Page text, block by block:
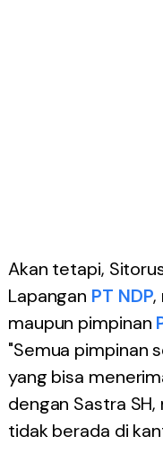
Akan tetapi,
Lapangan PT NDP,
maupun pimpinan
"Semua pimpinan
yang bisa
dengan Sastra
tidak berada di